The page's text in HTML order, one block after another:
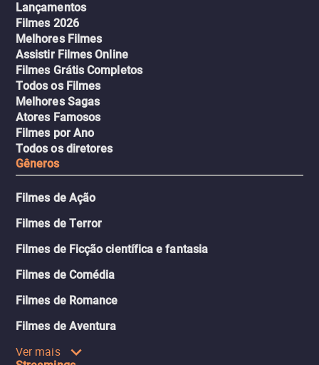
Lançamentos
Filmes 2026
Melhores Filmes
Assistir Filmes Online
Filmes Grátis Completos
Todos os Filmes
Melhores Sagas
Atores Famosos
Filmes por Ano
Todos os diretores
Gêneros
Filmes de Ação
Filmes de Terror
Filmes de Ficção científica e fantasia
Filmes de Comédia
Filmes de Romance
Filmes de Aventura
Ver mais